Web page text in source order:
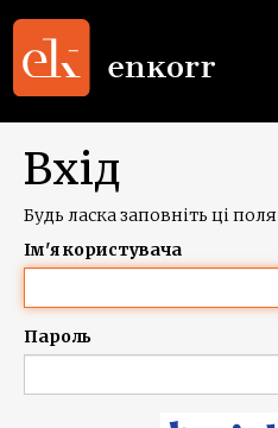
Вхід
Будь ласка заповніть ці
Ім'я користувача
Пароль